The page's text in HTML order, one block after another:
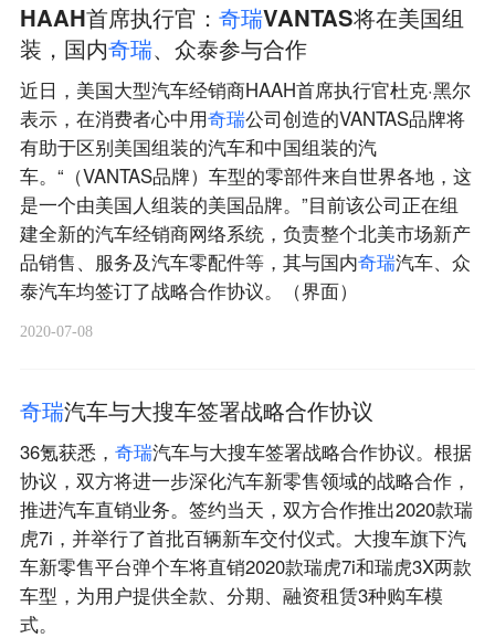
HAAH首席执行官： 奇瑞VANTAS将在美国组
装，国内奇瑞、众泰参与合作
近日，美国大型汽车经销商HAAH首席执行官杜克·黑尔
表示，在消费者心中用奇瑞公司创造的VANTAS品牌将
有助于区别美国组装的汽车和中国组装的汽
车。“（VANTAS品牌）车型的零部件来自世界各地，这
是一个由美国人组装的美国品牌。”目前该公司正在组
建全新的汽车经销商网络系统，负责整个北美市场新产
品销售、服务及汽车零配件等，其与国内奇瑞汽车、众
泰汽车均签订了战略合作协议。（界面）
2020-07-08
奇瑞汽车与大搜车签署战略合作协议
36氪获悉， 奇瑞汽车与大搜车签署战略合作协议。根据
协议，双方将进一步深化汽车新零售领域的战略合作，
推进汽车直销业务。签约当天，双方合作推出2020款瑞
虎7i，并举行了首批百辆新车交付仪式。大搜车旗下汽
车新零售平台弹个车将直销2020款瑞虎7i和瑞虎3X两款
车型，为用户提供全款、分期、融资租赁3种购车模
式。